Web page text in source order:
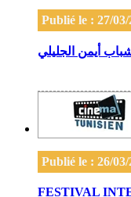
Publié le : 27/03/
أيمن الجليلي
Publié le : 26/03/
FESTIVAL